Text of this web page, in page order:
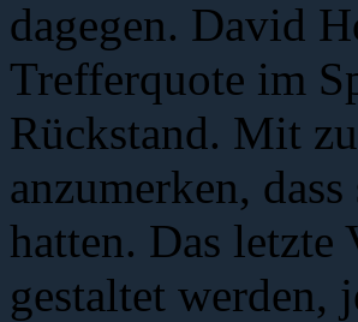
dagegen. David
Trefferquote im
Rückstand. Mit
anzumerken,
hatten. Das
gestaltet werden,